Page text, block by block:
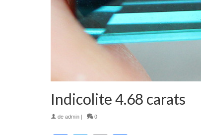
Indicolite 4.68 carats
deadmin | 0